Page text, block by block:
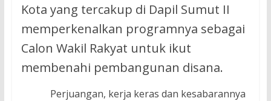
Kota yang tercakup di Dapil Sumut II
memperkenalkan programnya sebagai
Calon Wakil Rakyat untuk ikut
membenahi pembangunan disana.
Perjuangan, kerja keras dan kesabarannya